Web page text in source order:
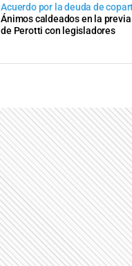
Acuerdo por la deuda de
Ánimos caldeados en la
de Perotti con legisladores